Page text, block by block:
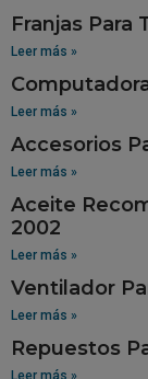
Franjas Para
Leer más »
Leer más »
Accesorios
Leer más »
Aceite
2002
Leer más »
Ventilador
Leer más »
Repuestos
Leer más »